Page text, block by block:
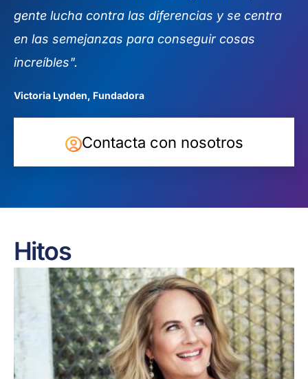
gente lucha contra las diferencias y se centra
en las semejanzas para conseguir cosas
increíbles".
Victoria Lynden, Fundadora
Contacta con nosotros
Hitos